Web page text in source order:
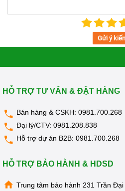
Máy lọc nước nóng lạnh
lạnh 85W
Gửi ý kiến
HỖ TRỢ TƯ VẤN & ĐẶT HÀNG
Bán hàng & CSKH: 0981.700.268
Đại lý/CTV: 0981.208.838
Hỗ trợ dự án B2B: 0981.700.268
HỖ TRỢ BẢO HÀNH & HDSD
Trung tâm bảo hành 231 Trần Đại